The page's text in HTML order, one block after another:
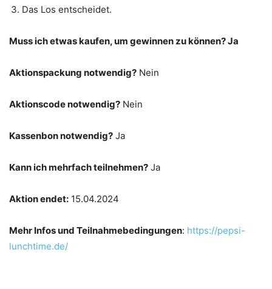
Das Los entscheidet.
Muss ich etwas kaufen, um gewinnen zu können? Ja
Aktionspackung notwendig? Nein
Aktionscode notwendig? Nein
Kassenbon notwendig? Ja
Kann ich mehrfach teilnehmen? Ja
Aktion endet: 15.04.2024
Mehr Infos und Teilnahmebedingungen: https://pepsi-
lunchtime.de/